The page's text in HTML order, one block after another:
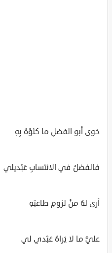
حَوى أبو الفضلِ ما كنَوْهُ بِهِ
فالفضلُ في الانتسابِ عَبْديلي
أرى لهُ منْ لزومِ طاعتِهِ
عليَّ ما لا يَراهُ عَبْدي لي